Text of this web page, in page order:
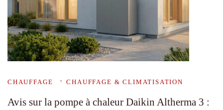
CHAUFFAGE CHAUFFAGE & CLIMATISATION
Avis sur la pompe à chaleur Daikin Altherma 3 :